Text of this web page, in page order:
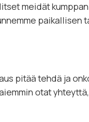
meidät
pitää tehdä ja
otat